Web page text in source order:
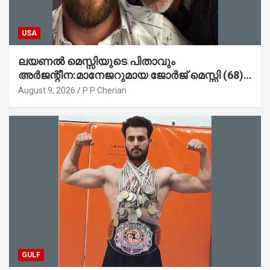
USA
ലയണൽ മെസ്സിയുടെ പിതാവും
അർജന്റീന:മാനേജറുമായ ജോർജ് മെസ്സി (68)
അന്തരിച്ചു
August 9, 2026 P P Cherian
GULF